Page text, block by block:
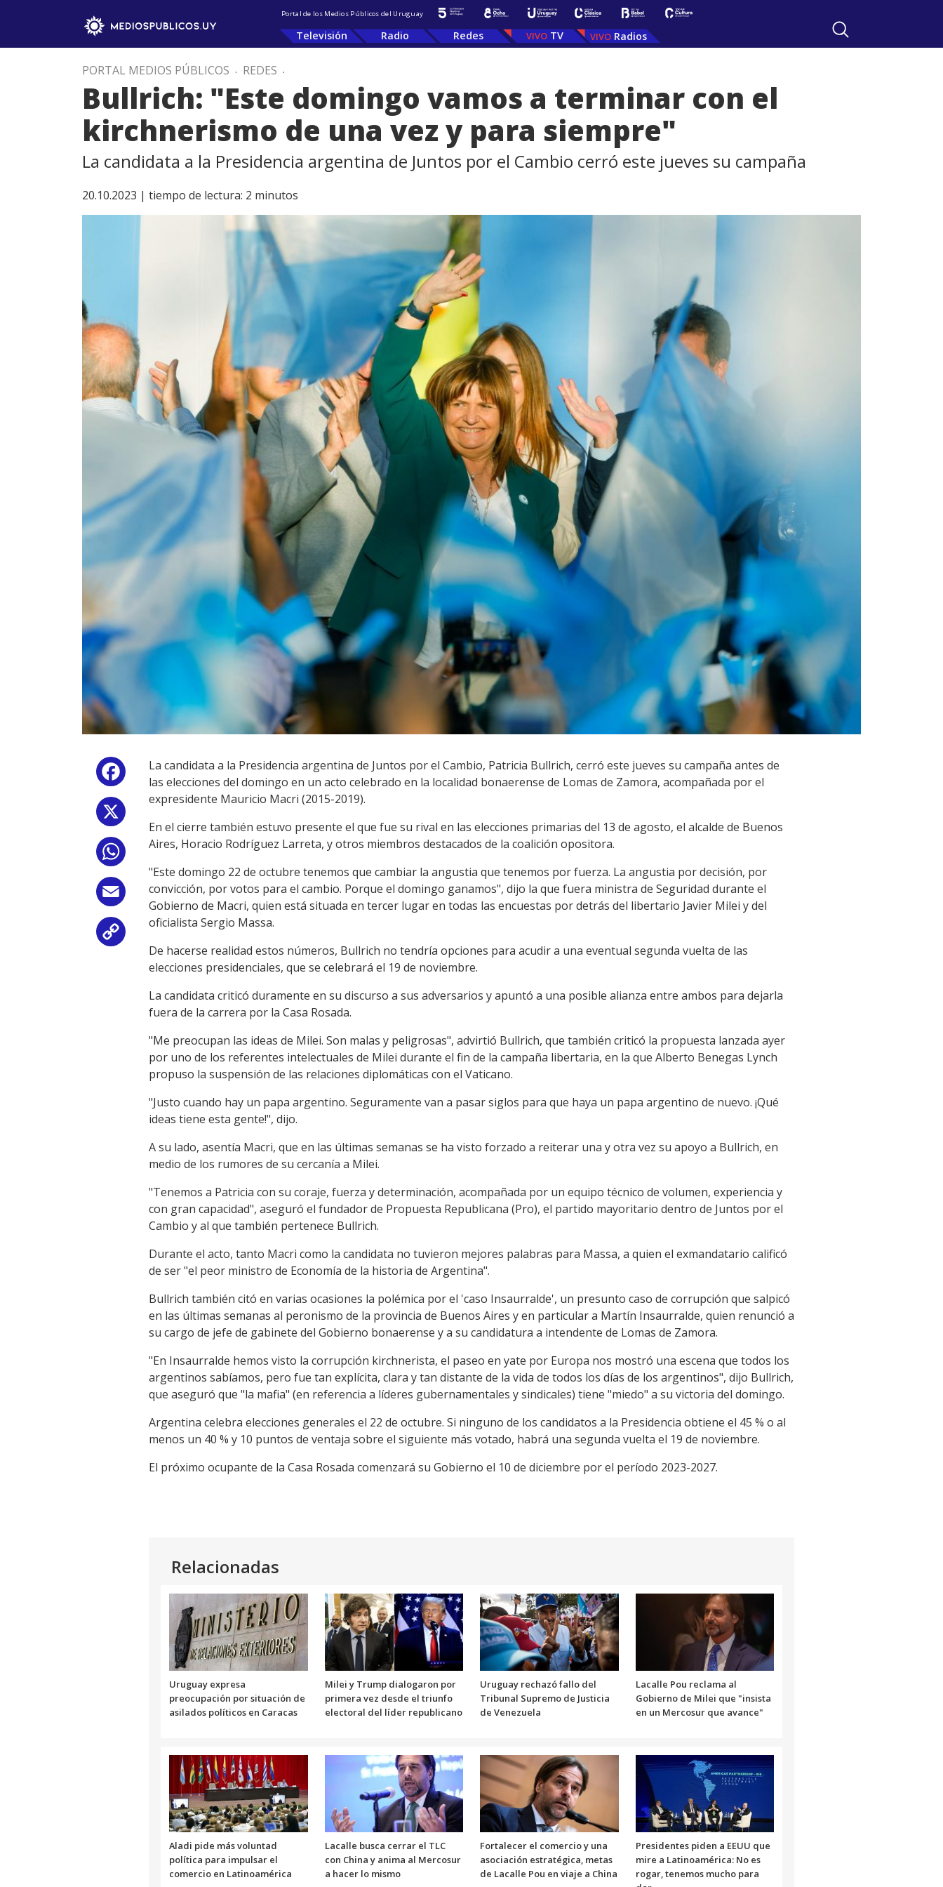
Portal de los Medios Públicos del Uruguay
Televisión Radio Redes TV Radios
PORTAL MEDIOS PÚBLICOS . REDES .
Bullrich: "Este domingo vamos a terminar con el
kirchnerismo de una vez y para siempre"
La candidata a la Presidencia argentina de Juntos por el Cambio cerró este jueves su campaña
20.10.2023 | tiempo de lectura: 2 minutos
Facebook
WhatsApp
Email
Link
La candidata a la Presidencia argentina de Juntos por el Cambio, Patricia Bullrich, cerró este jueves su campaña antes de
las elecciones del domingo en un acto celebrado en la localidad bonaerense de Lomas de Zamora, acompañada por el
expresidente Mauricio Macri (2015-2019).
En el cierre también estuvo presente el que fue su rival en las elecciones primarias del 13 de agosto, el alcalde de Buenos
Aires, Horacio Rodríguez Larreta, y otros miembros destacados de la coalición opositora.
"Este domingo 22 de octubre tenemos que cambiar la angustia que tenemos por fuerza. La angustia por decisión, por
convicción, por votos para el cambio. Porque el domingo ganamos", dijo la que fuera ministra de Seguridad durante el
Gobierno de Macri, quien está situada en tercer lugar en todas las encuestas por detrás del libertario Javier Milei y del
oficialista Sergio Massa.
De hacerse realidad estos números, Bullrich no tendría opciones para acudir a una eventual segunda vuelta de las
elecciones presidenciales, que se celebrará el 19 de noviembre.
La candidata criticó duramente en su discurso a sus adversarios y apuntó a una posible alianza entre ambos para dejarla
fuera de la carrera por la Casa Rosada.
"Me preocupan las ideas de Milei. Son malas y peligrosas", advirtió Bullrich, que también criticó la propuesta lanzada ayer
por uno de los referentes intelectuales de Milei durante el fin de la campaña libertaria, en la que Alberto Benegas Lynch
propuso la suspensión de las relaciones diplomáticas con el Vaticano.
"Justo cuando hay un papa argentino. Seguramente van a pasar siglos para que haya un papa argentino de nuevo. ¡Qué
ideas tiene esta gente!", dijo.
A su lado, asentía Macri, que en las últimas semanas se ha visto forzado a reiterar una y otra vez su apoyo a Bullrich, en
medio de los rumores de su cercanía a Milei.
"Tenemos a Patricia con su coraje, fuerza y determinación, acompañada por un equipo técnico de volumen, experiencia y
con gran capacidad", aseguró el fundador de Propuesta Republicana (Pro), el partido mayoritario dentro de Juntos por el
Cambio y al que también pertenece Bullrich.
Durante el acto, tanto Macri como la candidata no tuvieron mejores palabras para Massa, a quien el exmandatario calificó
de ser "el peor ministro de Economía de la historia de Argentina".
Bullrich también citó en varias ocasiones la polémica por el 'caso Insaurralde', un presunto caso de corrupción que salpicó
en las últimas semanas al peronismo de la provincia de Buenos Aires y en particular a Martín Insaurralde, quien renunció a
su cargo de jefe de gabinete del Gobierno bonaerense y a su candidatura a intendente de Lomas de Zamora.
"En Insaurralde hemos visto la corrupción kirchnerista, el paseo en yate por Europa nos mostró una escena que todos los
argentinos sabíamos, pero fue tan explícita, clara y tan distante de la vida de todos los días de los argentinos", dijo Bullrich,
que aseguró que "la mafia" (en referencia a líderes gubernamentales y sindicales) tiene "miedo" a su victoria del domingo.
Argentina celebra elecciones generales el 22 de octubre. Si ninguno de los candidatos a la Presidencia obtiene el 45 % o al
menos un 40 % y 10 puntos de ventaja sobre el siguiente más votado, habrá una segunda vuelta el 19 de noviembre.
El próximo ocupante de la Casa Rosada comenzará su Gobierno el 10 de diciembre por el período 2023-2027.
Relacionadas
Uruguay expresa
preocupación por situación de
asilados políticos en Caracas
Milei y Trump dialogaron por
primera vez desde el triunfo
electoral del líder republicano
Uruguay rechazó fallo del
Tribunal Supremo de Justicia
de Venezuela
Lacalle Pou reclama al
Gobierno de Milei que "insista
en un Mercosur que avance"
Aladi pide más voluntad
política para impulsar el
comercio en Latinoamérica
Lacalle busca cerrar el TLC
con China y anima al Mercosur
a hacer lo mismo
Fortalecer el comercio y una
asociación estratégica, metas
de Lacalle Pou en viaje a China
Presidentes piden a EEUU que
mire a Latinoamérica: No es
rogar, tenemos mucho para